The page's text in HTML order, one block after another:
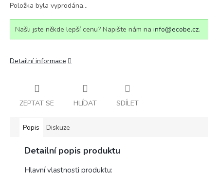
Položka byla vyprodána…
Našli jste někde lepší cenu? Napište nám na info@ecobe.cz.
Detailní informace
ZEPTAT SE HLÍDAT SDÍLET
Popis Diskuze
Detailní popis produktu
Hlavní vlastnosti produktu: